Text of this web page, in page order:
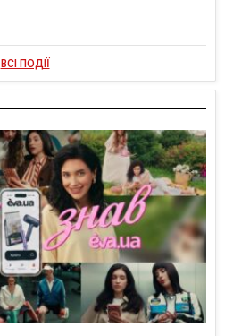
ВСІ ПОДІЇ